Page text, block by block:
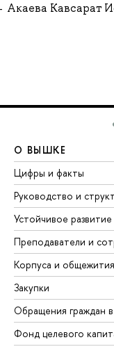
Акаева Кавсарат
О ВЫШКЕ
Цифры и факты
Руководство и
Устойчивое
Преподаватели и
Корпуса и общежития
Закупки
Обращения граждан
Фонд целевого